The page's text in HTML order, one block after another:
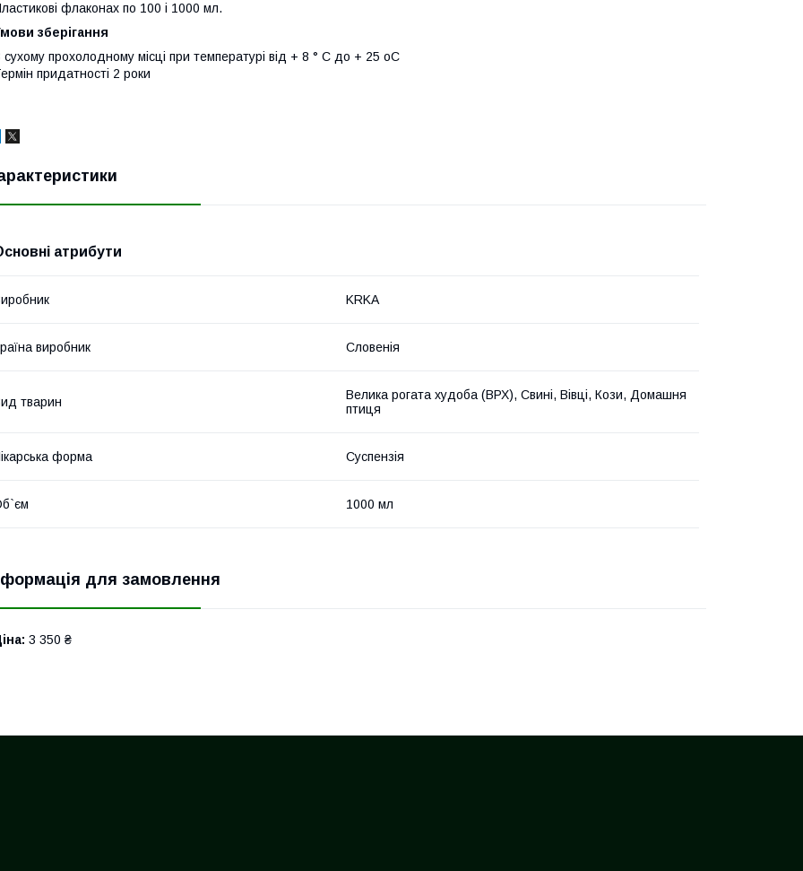
флаконах по 100 і 1000 мл.
зберігання
сухому прохолодному місці при температурі від + 8 ° С до + 25 оС
придатності 2 роки
атрибути
KRKA
виробник Словенія
тварин
Велика рогата худоба (ВРХ), Свині, Вівці, Кози, Домашня
птиця
форма Суспензія
1000 мл
для замовлення
3 350 ₴